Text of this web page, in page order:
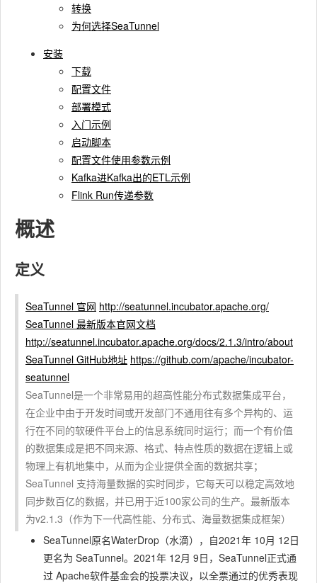
转换
为何选择SeaTunnel
安装
下载
配置文件
部署模式
入门示例
启动脚本
配置文件使用参数示例
Kafka进Kafka出的ETL示例
Flink Run传递参数
概述
定义
SeaTunnel 官网 http://seatunnel.incubator.apache.org/
SeaTunnel 最新版本官网文档
http://seatunnel.incubator.apache.org/docs/2.1.3/intro/about
SeaTunnel GitHub地址 https://github.com/apache/incubator-
seatunnel
SeaTunnel是一个非常易用的超高性能分布式数据集成平台，
在企业中由于开发时间或开发部门不通用往有多个异构的、运
行在不同的软硬件平台上的信息系统同时运行；而一个有价值
的数据集成是把不同来源、格式、特点性质的数据在逻辑上或
物理上有机地集中，从而为企业提供全面的数据共享；
SeaTunnel 支持海量数据的实时同步，它每天可以稳定高效地
同步数百亿的数据，并已用于近100家公司的生产。最新版本
为v2.1.3（作为下一代高性能、分布式、海量数据集成框架）
SeaTunnel原名WaterDrop（水滴），自2021年 10月 12日
更名为 SeaTunnel。2021年 12月 9日，SeaTunnel正式通
过 Apache软件基金会的投票决议，以全票通过的优秀表现